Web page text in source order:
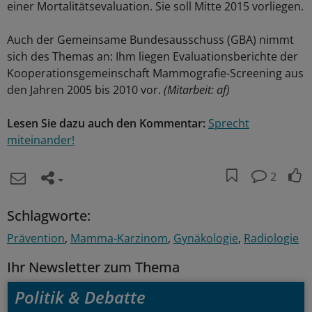
einer Mortalitätsevaluation. Sie soll Mitte 2015 vorliegen.
Auch der Gemeinsame Bundesausschuss (GBA) nimmt
sich des Themas an: Ihm liegen Evaluationsberichte der
Kooperationsgemeinschaft Mammografie-Screening aus
den Jahren 2005 bis 2010 vor. (Mitarbeit: af)
Lesen Sie dazu auch den Kommentar: Sprecht
miteinander!
2
Schlagworte:
Prävention Mamma-Karzinom Gynäkologie Radiologie
Ihr Newsletter zum Thema
Politik & Debatte